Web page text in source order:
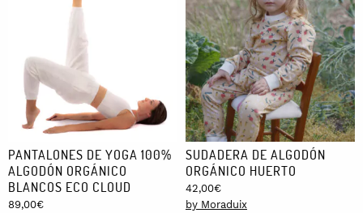
PANTALONES DE YOGA 100%
ALGODÓN ORGÁNICO
BLANCOS ECO CLOUD
89,00€
SUDADERA DE ALGODÓN
ORGÁNICO HUERTO
42,00€
by Moraduix